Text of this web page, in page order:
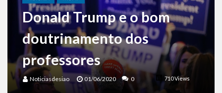
Benjamin Netanyahu faz discurso impactante no Congresso da JNS 2026
Donald Trump e o bom
doutrinamento dos
professores
Noticiasdesiao 01/06/2020 710 Views
0